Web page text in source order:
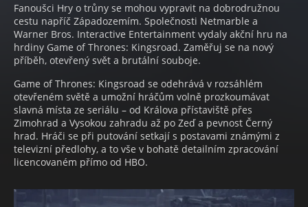
Fanoušci Hry o trůny se mohou vypravit na dobrodružnou
cestu napříč Západozemím. Společnosti Netmarble a
Warner Bros. Interactive Entertainment vydaly akční hru na
hrdiny Game of Thrones: Kingsroad. Zaměřuj se na nový
příběh, otevřený svět a brutální souboje.
Game of Thrones: Kingsroad se odehrává v rozsáhlém
otevřeném světě a umožní hráčům volně prozkoumávat
slavná místa ze seriálu – od Králova přístaviště přes
Zimohrad a Vysokou zahradu až po Zeď a pevnost Černý
hrad. Hráči se při putování setkají s postavami známými z
televizní předlohy, a to vše v bohatě detailním zpracování
licencovaném přímo od HBO.